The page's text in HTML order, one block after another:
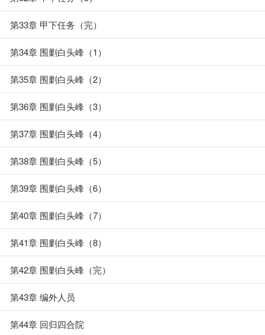
第33章 甲下任务（完）
第34章 围剿白头峰（1）
第35章 围剿白头峰（2）
第36章 围剿白头峰（3）
第37章 围剿白头峰（4）
第38章 围剿白头峰（5）
第39章 围剿白头峰（6）
第40章 围剿白头峰（7）
第41章 围剿白头峰（8）
第42章 围剿白头峰（完）
第43章 编外人员
第44章 回归四合院